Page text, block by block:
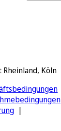
Köln